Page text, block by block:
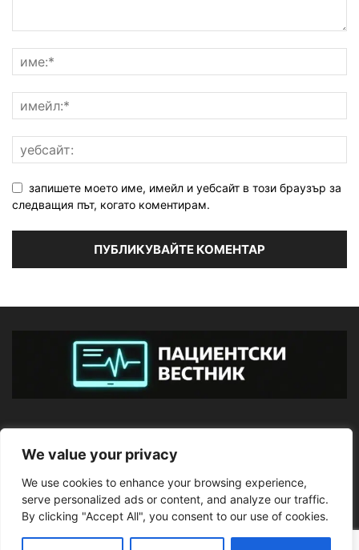
We value your privacy
We use cookies to enhance your browsing experience,
serve personalized ads or content, and analyze our traffic.
By clicking "Accept All", you consent to our use of cookies.
запишете моето име, имейл и уебсайт в този браузър за
следващия път, когато коментирам.
ПОСЛЕДВАЙТЕ НИ